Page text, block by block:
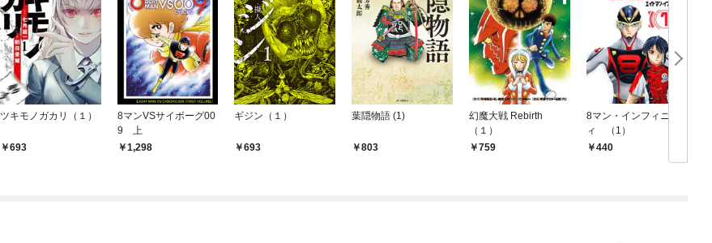
ツキモノガカリ（１）
693
8マンVSサイボーグ00
9 上
1,298
ギジン（１）
693
葉隠物語 (1)
803
幻魔大戦 Rebirth
（１）
759
8マン・インフィニテ
ィ （1）
440